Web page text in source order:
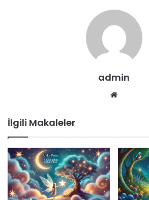
admin
İlgili Makaleler